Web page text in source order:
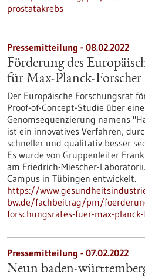
prostatakrebs
Pressemitteilung - 08.02.2022
Förderung des
für Max-Planck-Forscher
Der Europäische Forschungsrat
Proof-of-Concept-Studie über
Genomsequenzierung namens
ist ein innovatives Verfahren,
schneller und qualitativ besser
Es wurde von Gruppenleiter
am Friedrich-Miescher-
Campus in Tübingen entwickelt.
https://
bw.de/fachbeitrag/pm/
forschungsrates-fuer-max-
Pressemitteilung - 07.02.2022
Neun baden-